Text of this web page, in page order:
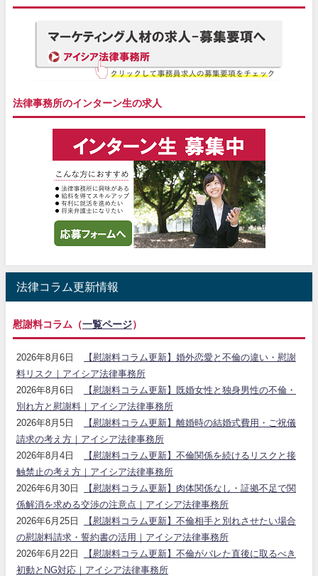
法律事務所のインターン生の求人
法律コラム更新情報
慰謝料コラム（一覧ページ）
2026年8月6日
【慰謝料コラム更新】婚外恋愛と不倫の違い・慰謝
料リスク｜アイシア法律事務所
2026年8月6日
【慰謝料コラム更新】既婚女性と独身男性の不倫・
別れ方と慰謝料｜アイシア法律事務所
2026年8月5日
【慰謝料コラム更新】離婚時の結婚式費用・ご祝儀
請求の考え方｜アイシア法律事務所
2026年8月4日
【慰謝料コラム更新】不倫関係を続けるリスクと接
触禁止の考え方｜アイシア法律事務所
2026年6月30日
【慰謝料コラム更新】肉体関係なし・証拠不足で関
係解消を求める交渉の注意点｜アイシア法律事務所
2026年6月25日
【慰謝料コラム更新】不倫相手と別れさせたい場合
の慰謝料請求・誓約書の活用｜アイシア法律事務所
2026年6月22日
【慰謝料コラム更新】不倫がバレた直後に取るべき
初動とNG対応｜アイシア法律事務所